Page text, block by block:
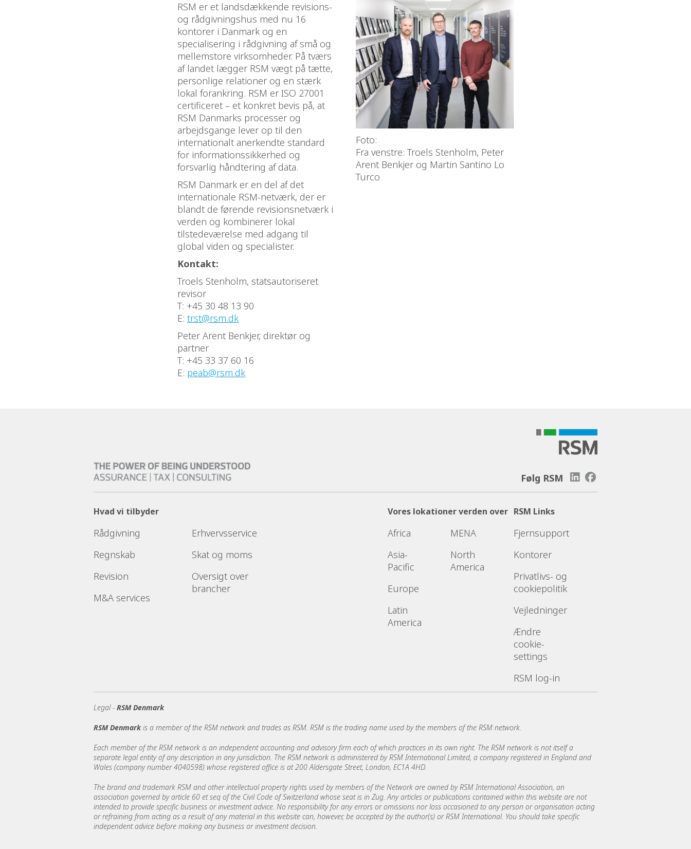
RSM er et landsdækkende revisions-
og rådgivningshus med nu 16
kontorer i Danmark og en
specialisering i rådgivning af små og
mellemstore virksomheder. På tværs
af landet lægger RSM vægt på tætte,
personlige relationer og en stærk
lokal forankring. RSM er ISO 27001
certificeret – et konkret bevis på, at
RSM Danmarks processer og
arbejdsgange lever op til den
internationalt anerkendte standard
for informationssikkerhed og
forsvarlig håndtering af data.
RSM Danmark er en del af det
internationale RSM-netværk, der er
blandt de førende revisionsnetværk i
verden og kombinerer lokal
tilstedeværelse med adgang til
global viden og specialister.
Kontakt:
Troels Stenholm, statsautoriseret
revisor
T: +45 30 48 13 90
E: trst@rsm.dk
Peter Arent Benkjer, direktør og
partner
T: +45 33 37 60 16
E: peab@rsm.dk
Foto:
Fra venstre: Troels Stenholm, Peter
Arent Benkjer og Martin Santino Lo
Turco
Følg RSM
Hvad vi tilbyder
Rådgivning
Regnskab
Revision
M&A services
Erhvervsservice
Skat og moms
Oversigt over
brancher
Vores lokationer verden over
Africa
Asia-
Pacific
Europe
Latin
America
MENA
North
America
RSM Links
Fjernsupport
Kontorer
Privatlivs- og
cookiepolitik
Vejledninger
Ændre
cookie-
settings
RSM log-in
Legal - RSM Denmark
RSM Denmarkis a member of the RSM network and trades as RSM. RSM is the trading name used by the members of the RSM network.
Each member of the RSM network is an independent accounting and advisory firm each of which practices in its own right. The RSM network is not itself a
separate legal entity of any description in any jurisdiction. The RSM network is administered by RSM International Limited, a company registered in England and
Wales (company number 4040598) whose registered office is at 200 Aldersgate Street, London, EC1A 4HD.
The brand and trademark RSM and other intellectual property rights used by members of the Network are owned by RSM International Association, an
association governed by article 60 et seq of the Civil Code of Switzerland whose seat is in Zug. Any articles or publications contained within this website are not
intended to provide specific business or investment advice. No responsibility for any errors or omissions nor loss occasioned to any person or organisation acting
or refraining from acting as a result of any material in this website can, however, be accepted by the author(s) or RSM International. You should take specific
independent advice before making any business or investment decision.